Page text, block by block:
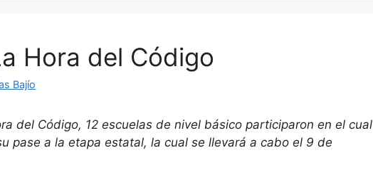
Hora del Código
Bajío
del Código, 12 escuelas de nivel básico participaron en el cual
pase a la etapa estatal, la cual se llevará a cabo el 9 de